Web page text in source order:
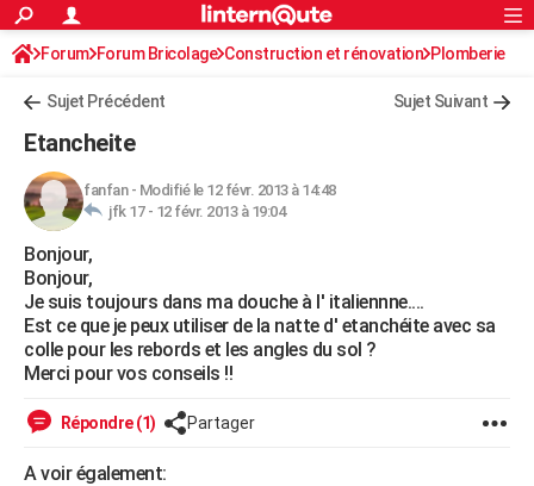
ACTUALITÉS
Politique
Société
Faits Divers
Education
Monde
Villes
+
FINANCE
Retraite
Impôts
Epargne
Immobilier
Risques naturels par ville
Banque
Assurance
Crédit
AUTO
Essais
Réserver un essai
Citadines
Berlines
SUV
Forum auto
+HIGH-TECH
Mobiles
Meilleur smartphone
Internet
Ordinateurs
Jeux vidéo
Guide high-tech
+BRICOLAGE
Forum
Aménagement intérieur
Extérieur
Cuisine
Salle de bains
Jardinage
Rangement
WEEK-END
Guides de France
Escapades
Patrimoine
Expositions
Musées
Week-end nature
LIFESTYLE
SANTE
Rechercher
S'inscrire
Connexion
Forum Forum Bricolage Construction et rénovation Plomberie
Sujet Précédent Sujet Suivant
Etancheite
fanfan- Modifié le 12 févr. 2013 à 14:48
jfk 17 - 12 févr. 2013 à 19:04
Bonjour,
Bonjour,
Je suis toujours dans ma douche à l' italiennne....
Est ce que je peux utiliser de la natte d' etanchéite avec sa
colle pour les rebords et les angles du sol ?
Merci pour vos conseils !!
Répondre (1) Partager
A voir également: